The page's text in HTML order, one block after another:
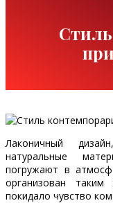
Лаконичный
натуральные
погружают в
организован
покидало чувство